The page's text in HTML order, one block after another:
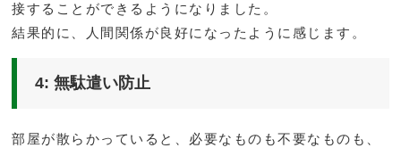
接することができるようになりました。
結果的に、人間関係が良好になったように感じます。
4: 無駄遣い防止
部屋が散らかっていると、必要なものも不要なものも、